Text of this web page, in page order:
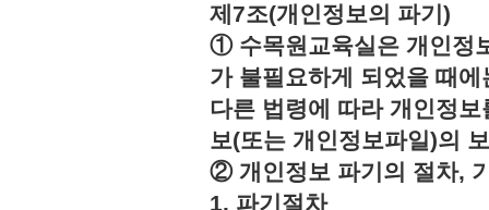
제7조(개인정보의 파기)
① 수목원교육실은 개인정
가 불필요하게 되었을 때
다른 법령에 따라 개인정
보(또는 개인정보파일)의
② 개인정보 파기의 절차,
1. 파기절차